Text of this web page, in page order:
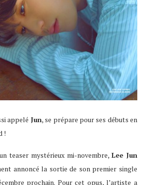
appelé Jun, se prépare pour ses débuts en
!
teaser mystérieux mi-novembre, Lee Jun
annoncé la sortie de son premier single
prochain. Pour cet opus, l’artiste a